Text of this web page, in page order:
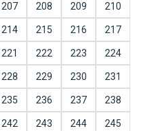
207 208 209 210
214 215 216 217
221 222 223 224
228 229 230 231
235 236 237 238
242 243 244 245